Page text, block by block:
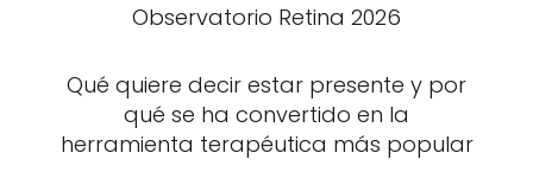
Observatorio Retina 2026
Qué quiere decir estar presente y por
qué se ha convertido en la
herramienta terapéutica más popular